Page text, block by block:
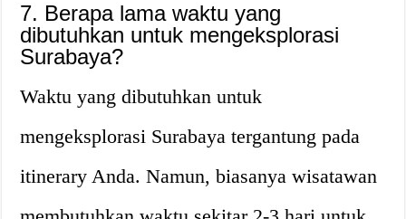
7. Berapa lama waktu yang
dibutuhkan untuk mengeksplorasi
Surabaya?
Waktu yang dibutuhkan untuk
mengeksplorasi Surabaya tergantung pada
itinerary Anda. Namun, biasanya wisatawan